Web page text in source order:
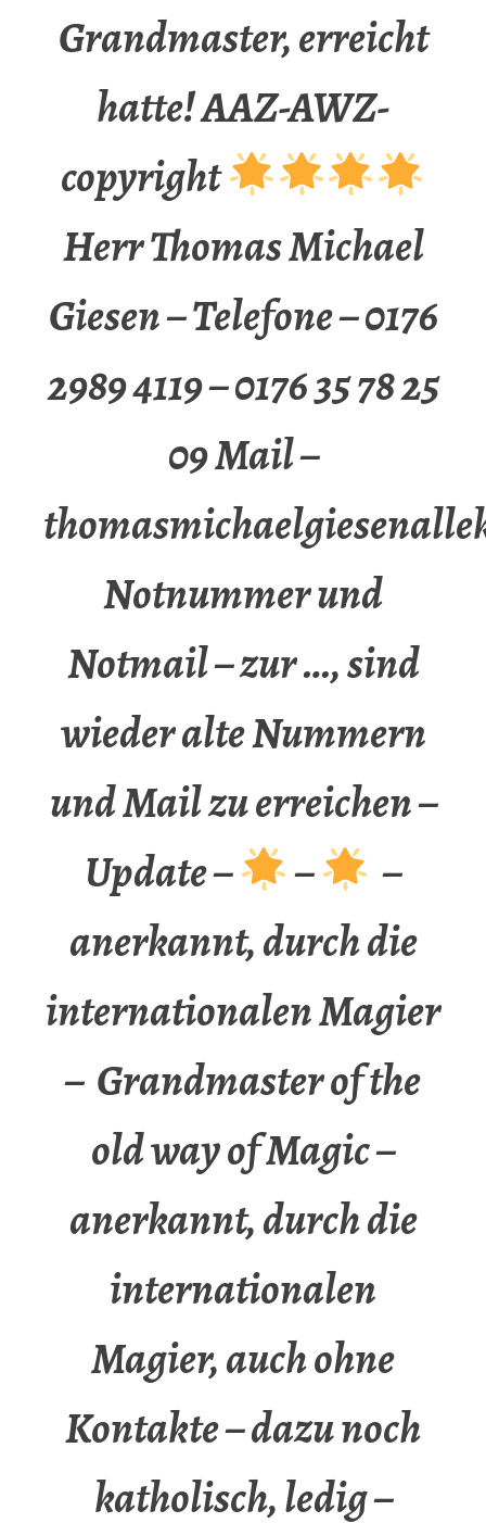
Grandmaster, erreicht
hatte! AAZ-AWZ-
copyright
Herr Thomas Michael
Giesen – Telefone – 0176
2989 4119 – 0176 35 78 25
09 Mail –
Notnummer und
Notmail – zur …, sind
wieder alte Nummern
und Mail zu erreichen –
Update –
–
–
anerkannt, durch die
internationalen Magier
– Grandmaster of the
old way of Magic –
anerkannt, durch die
internationalen
Magier, auch ohne
Kontakte – dazu noch
katholisch, ledig –